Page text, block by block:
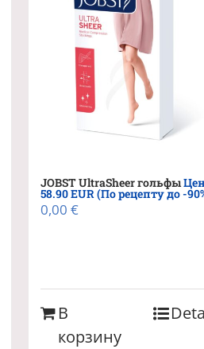
JOBST UltraSheer гольфы
58.90 EUR (По рецепту до -
0,00 €
В
корзину